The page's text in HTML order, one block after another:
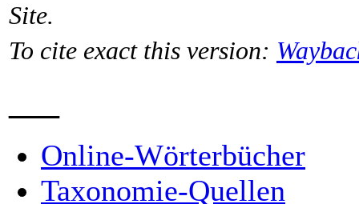
Site.
To cite exact this version:
Online-Wörterbücher
Taxonomie-Quellen